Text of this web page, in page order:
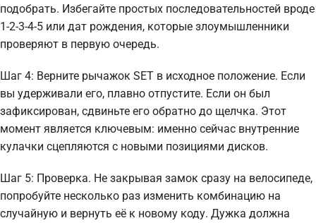
подобрать. Избегайте простых последовательностей вроде
1-2-3-4-5 или дат рождения, которые злоумышленники
проверяют в первую очередь.
Шаг 4: Верните рычажок SET в исходное положение. Если
вы удерживали его, плавно отпустите. Если он был
зафиксирован, сдвиньте его обратно до щелчка. Этот
момент является ключевым: именно сейчас внутренние
кулачки сцепляются с новыми позициями дисков.
Шаг 5: Проверка. Не закрывая замок сразу на велосипеде,
попробуйте несколько раз изменить комбинацию на
случайную и вернуть её к новому коду. Дужка должна